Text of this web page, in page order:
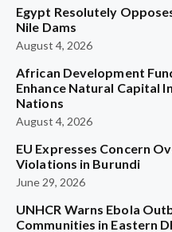
Egypt Resolutely
Nile Dams
August 4, 2026
African Development
Enhance Natural Capital
Nations
August 4, 2026
EU Expresses Concern
Violations in Burundi
June 29, 2026
UNHCR Warns Ebola
Communities in Eastern